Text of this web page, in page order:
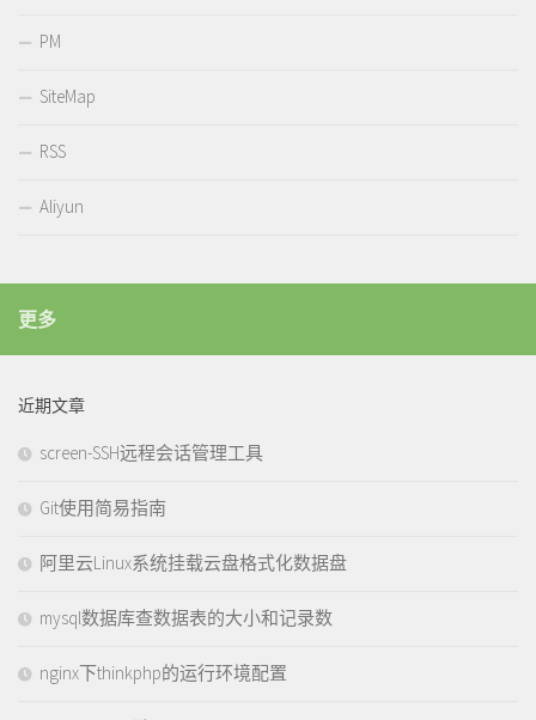
PM
SiteMap
RSS
Aliyun
更多
近期文章
screen-SSH远程会话管理工具
Git使用简易指南
阿里云Linux系统挂载云盘格式化数据盘
mysql数据库查数据表的大小和记录数
nginx下thinkphp的运行环境配置